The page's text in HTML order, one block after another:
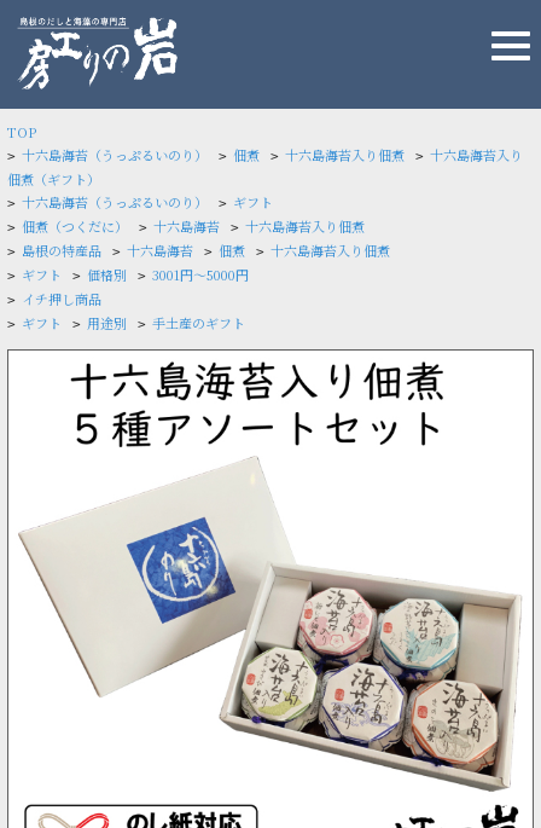
TOP
> 十六島海苔（うっぷるいのり） > 佃煮 > 十六島海苔入り佃煮 > 十六島海苔入り
佃煮（ギフト）
> 十六島海苔（うっぷるいのり） > ギフト
> 佃煮（つくだに） > 十六島海苔 > 十六島海苔入り佃煮
> 島根の特産品 > 十六島海苔 > 佃煮 > 十六島海苔入り佃煮
> ギフト > 価格別 > 3001円～5000円
> イチ押し商品
> ギフト > 用途別 > 手土産のギフト